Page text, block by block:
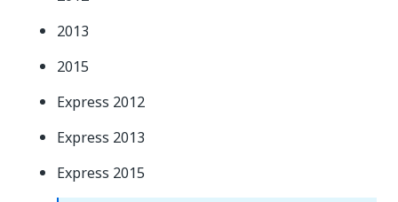
2013
2015
Express 2012
Express 2013
Express 2015